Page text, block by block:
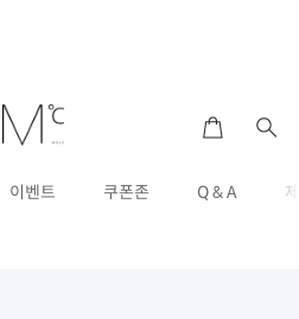
이벤트 쿠폰존 Q & A